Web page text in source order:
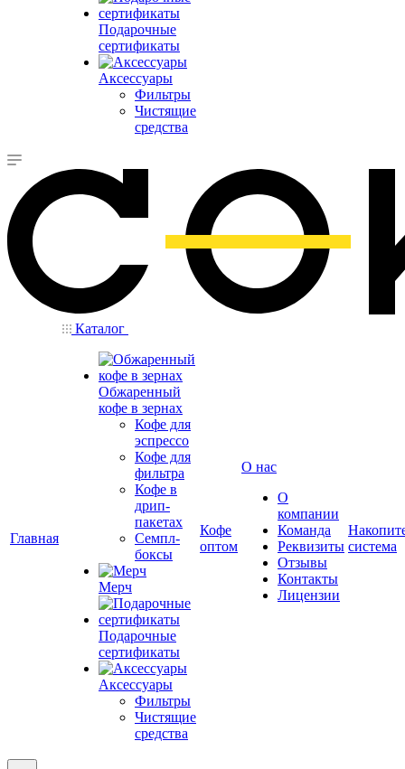
Подарочные
сертификаты
Аксессуары
Фильтры
Чистящие
средства
Главная
Каталог
Обжаренный
кофе в зернах
Кофе для
эспрессо
Кофе для
фильтра
Кофе в
дрип-
пакетах
Семпл-
боксы
Мерч
Подарочные
сертификаты
Аксессуары
Фильтры
Чистящие
средства
Кофе
оптом
О нас
О
компании
Команда
Реквизиты
Отзывы
Контакты
Лицензии
система